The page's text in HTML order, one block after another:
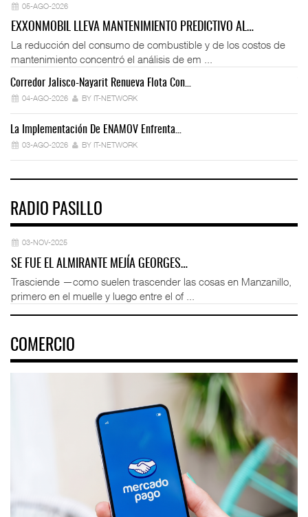
05-AGO-2026
EXXONMOBIL LLEVA MANTENIMIENTO PREDICTIVO AL…
La reducción del consumo de combustible y de los costos de
mantenimiento concentró el análisis de em ...
Corredor Jalisco-Nayarit Renueva Flota Con…
04-AGO-2026 BY IT-NETWORK
La Implementación De ENAMOV Enfrenta…
03-AGO-2026 BY IT-NETWORK
RADIO PASILLO
03-NOV-2025
SE FUE EL ALMIRANTE MEJÍA GEORGES…
Trasciende —como suelen trascender las cosas en Manzanillo,
primero en el muelle y luego entre el of ...
COMERCIO